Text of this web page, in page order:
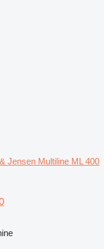
Jensen Multiline ML 400